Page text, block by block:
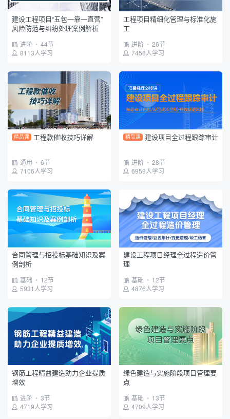
建设工程项目“五包一靠一直营”
风险防范与纠纷处理案例解析
进阶 • 44节
8113人学习
工程项目精细化管理与标准化施
工
进阶 • 26节
7458人学习
精品课 工程款催收技巧详解
通用 • 6节
7106人学习
精品课 建设项目全过程跟踪审计
进阶 • 28节
6959人学习
合同管理与招投标基础知识及案
例剖析
基础 • 12节
5931人学习
建设工程项目经理全过程造价管
理
基础 • 12节
4876人学习
钢筋工程精益建造助力企业提质
增效
进阶 • 3节
4719人学习
绿色建造与实施阶段项目管理要
点
基础 • 13节
4709人学习